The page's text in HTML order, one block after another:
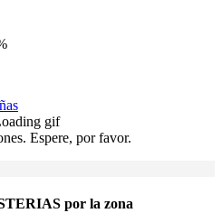
Espere, por favor.
por la zona